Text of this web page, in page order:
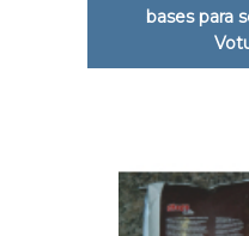
bases para